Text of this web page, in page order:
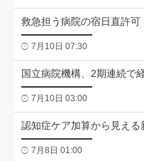
救急担う病院の宿日直許可
7月10日 07:30
国立病院機構、2期連続で
7月10日 03:00
認知症ケア加算から見え
7月8日 01:00